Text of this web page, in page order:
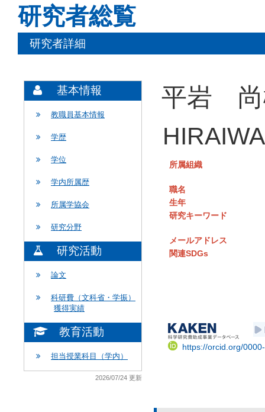
研究者総覧
研究者詳細
基本情報
教職員基本情報
学歴
学位
学内所属歴
所属学協会
研究分野
研究活動
論文
科研費（文科省・学振）
獲得実績
教育活動
担当授業科目（学内）
2026/07/24 更新
平岩 尚
所属組織
職名
生年
研究キーワード
メールアドレス
関連SDGs
https://orcid.org/